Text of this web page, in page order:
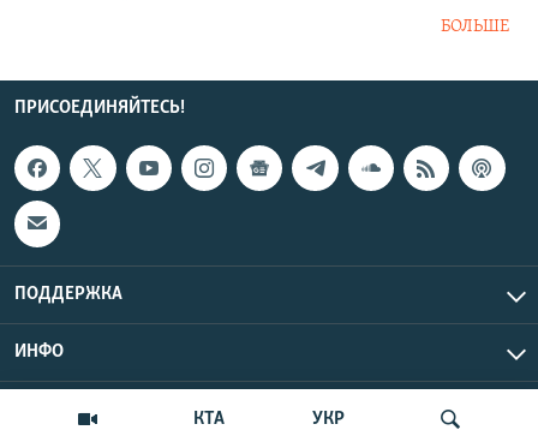
КТА УКР
БОЛЬШЕ
ПРИСОЕДИНЯЙТЕСЬ!
ПОДДЕРЖКА
ИНФО
Copyright Крым.Реалии, 2026 | Все права защищены.
UTC+3